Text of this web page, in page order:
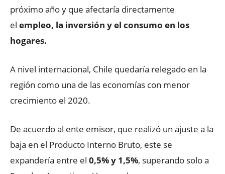
próximo año y que afectaría directamente
el empleo, la inversión y el consumo en los
hogares.
A nivel internacional, Chile quedaría relegado en la
región como una de las economías con menor
crecimiento el 2020.
De acuerdo al ente emisor, que realizó un ajuste a la
baja en el Producto Interno Bruto, este se
expandería entre el 0,5% y 1,5%, superando solo a